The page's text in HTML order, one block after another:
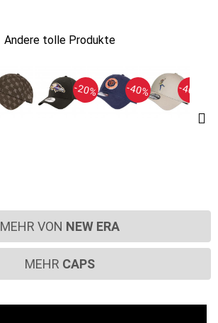
Andere tolle Produkte
-20% -40% -40%
MEHR VON NEW ERA
MEHR CAPS